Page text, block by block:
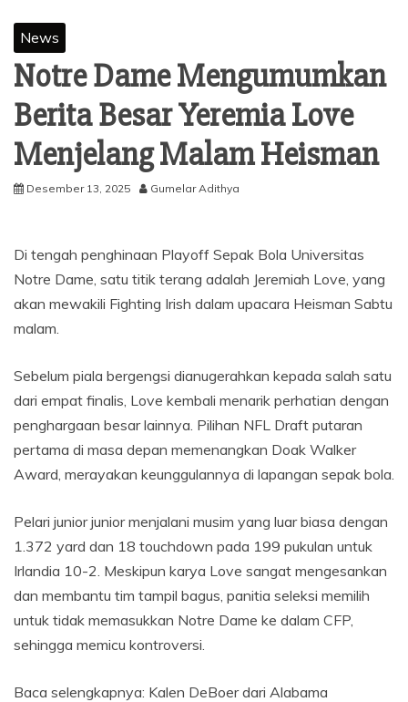
News
Notre Dame Mengumumkan
Berita Besar Yeremia Love
Menjelang Malam Heisman
Desember 13, 2025 Gumelar Adithya
Di tengah penghinaan Playoff Sepak Bola Universitas
Notre Dame, satu titik terang adalah Jeremiah Love, yang
akan mewakili Fighting Irish dalam upacara Heisman Sabtu
malam.
Sebelum piala bergengsi dianugerahkan kepada salah satu
dari empat finalis, Love kembali menarik perhatian dengan
penghargaan besar lainnya. Pilihan NFL Draft putaran
pertama di masa depan memenangkan Doak Walker
Award, merayakan keunggulannya di lapangan sepak bola.
Pelari junior junior menjalani musim yang luar biasa dengan
1.372 yard dan 18 touchdown pada 199 pukulan untuk
Irlandia 10-2. Meskipun karya Love sangat mengesankan
dan membantu tim tampil bagus, panitia seleksi memilih
untuk tidak memasukkan Notre Dame ke dalam CFP,
sehingga memicu kontroversi.
Baca selengkapnya: Kalen DeBoer dari Alabama